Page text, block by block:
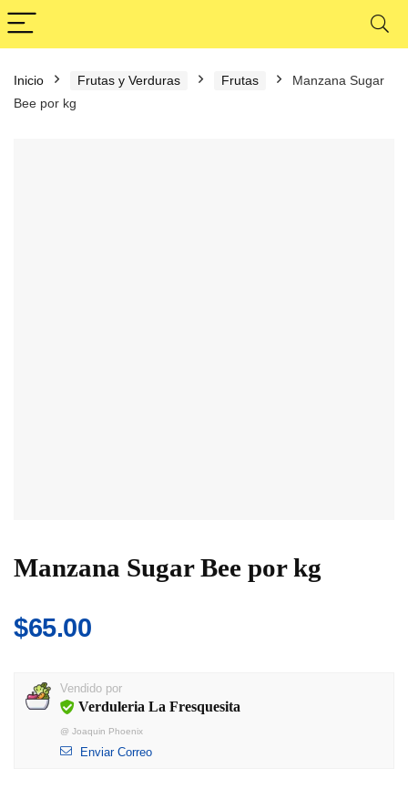
Inicio Frutas y Verduras Frutas
Manzana Sugar
Bee por kg
Manzana Sugar Bee por kg
$65.00
Vendido por
Verduleria La Fresquesita
@ Joaquin Phoenix
Enviar Correo